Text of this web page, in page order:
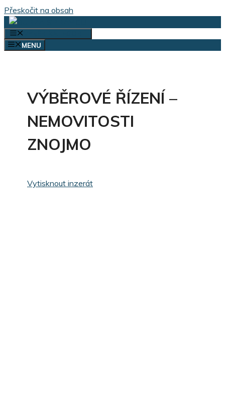
Přeskočit na obsah
MENU
VÝBĚROVÉ ŘÍZENÍ –
NEMOVITOSTI
ZNOJMO
Vytisknout inzerát